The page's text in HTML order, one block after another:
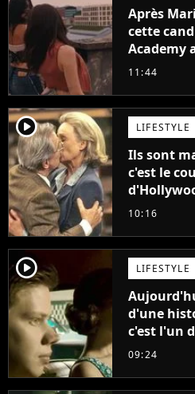
Après
cette
Academy
annonce
11:44
player2 LIFESTYLE
Ils sont
c'est le
avancé
10:16
player2 LIFESTYLE
d'une
c'est l'un
21ème
09:24